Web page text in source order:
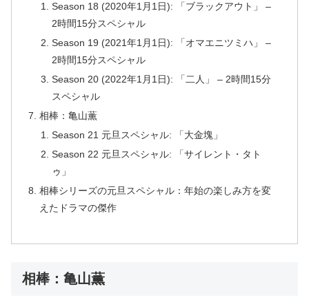
Season 18 (2020年1月1日): 「ブラックアウト」 –
2時間15分スペシャル
Season 19 (2021年1月1日): 「オマエニツミハ」 –
2時間15分スペシャル
Season 20 (2022年1月1日): 「二人」 – 2時間15分
スペシャル
相棒：亀山薫
Season 21 元旦スペシャル: 「大金塊」
Season 22 元旦スペシャル: 「サイレント・タト
ゥ」
相棒シリーズの元旦スペシャル：年始の楽しみ方を変
えたドラマの傑作
相棒：亀山薫